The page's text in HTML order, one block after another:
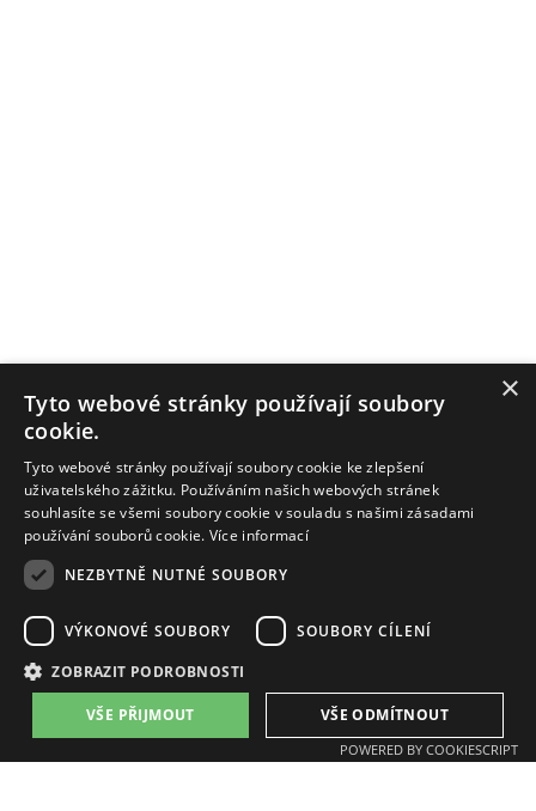
ZAT a.s.
telefon: +420 318 652 111
telefon:+420 377 438 111
×
Tyto webové stránky používají soubory
cookie.
Tyto webové stránky používají soubory cookie ke zlepšení
uživatelského zážitku. Používáním našich webových stránek
souhlasíte se všemi soubory cookie v souladu s našimi zásadami
používání souborů cookie. Více informací
NEZBYTNĚ NUTNÉ SOUBORY
VÝKONOVÉ SOUBORY SOUBORY CÍLENÍ
ZOBRAZIT PODROBNOSTI
VŠE PŘIJMOUT VŠE ODMÍTNOUT
POWERED BY COOKIESCRIPT